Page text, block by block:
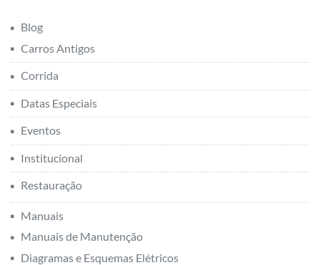
Blog
Carros Antigos
Corrida
Datas Especiais
Eventos
Institucional
Restauração
Manuais
Manuais de Manutenção
Diagramas e Esquemas Elétricos